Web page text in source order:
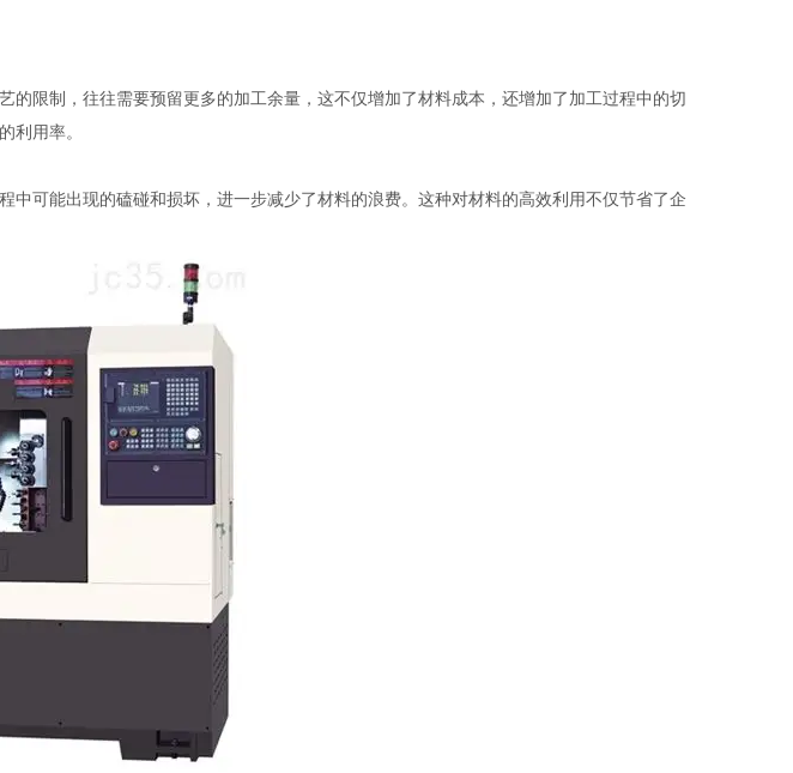
限制，往往需要预留更多的加工余量，这不仅增加了材料成本，还增加了加工过程中的切
利用率。
可能出现的磕碰和损坏，进一步减少了材料的浪费。这种对材料的高效利用不仅节省了企